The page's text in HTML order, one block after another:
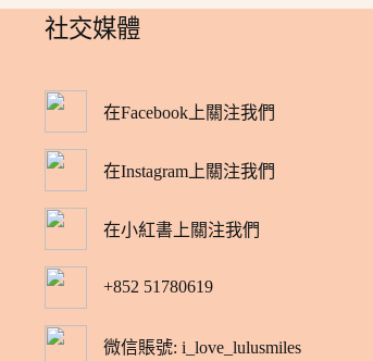
​社交媒體
在Facebook上關注我們
在Instagram上關注我們
在小紅書上關注我們
+852 51780619
微信賬號: i_love_lulusmiles